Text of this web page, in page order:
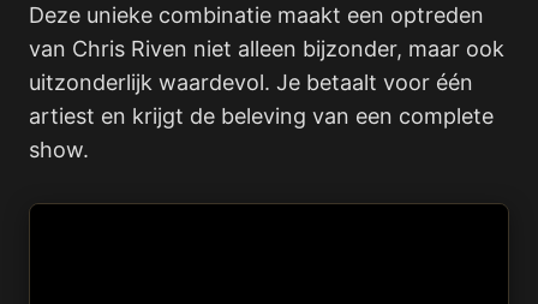
Deze unieke combinatie maakt een optreden
van Chris Riven niet alleen bijzonder, maar ook
uitzonderlijk waardevol. Je betaalt voor één
artiest en krijgt de beleving van een complete
show.